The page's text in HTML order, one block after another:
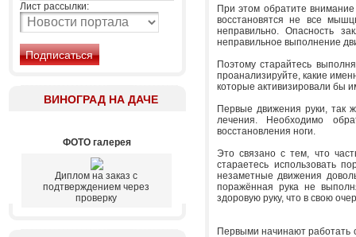
Лист рассылки:
ВИНОГРАД НА ДАЧЕ
ФОТО галерея
Диплом на заказ с
подтверждением через
проверку
При этом обратите
восстановятся не все
неправильно. Опасность
неправильное выполнение
Поэтому старайтесь
проанализируйте, какие
которые активизировали бы
Первые движения руки, так
лечения. Необходимо
восстановления ноги.
Это связано с тем, что
стараетесь использовать
незаметные движения
поражённая рука не
здоровую руку, что в свою
Первыми начинают